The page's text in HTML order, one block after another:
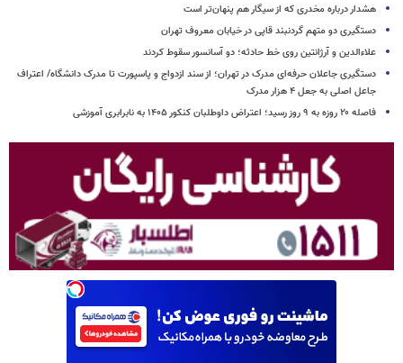
هشدار درباره مخدری که از سیگار هم پنهان‌تر است
دستگیری دو متهم گردنبند قاپی در خیابان معروف تهران
علاءالدین و آرژانتین روی خط حادثه؛ دو آسانسور سقوط کردند
دستگیری جاعلان حرفه‌ای مدرک در تهران؛ از سند ازدواج و پاسپورت تا مدرک دانشگاه/ اعتراف
جاعل اصلی به جعل ۴ هزار مدرک
فاصله ۲۰ روزه به ۹ روز رسید؛ اعتراض داوطلبان کنکور ۱۴۰۵ به نابرابری آموزشی